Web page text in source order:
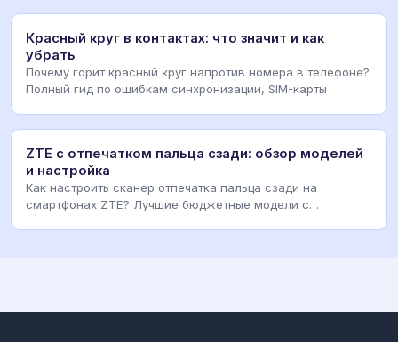
Красный круг в контактах: что значит и как
убрать
Почему горит красный круг напротив номера в телефоне?
Полный гид по ошибкам синхронизации, SIM-карты
ZTE с отпечатком пальца сзади: обзор моделей
и настройка
Как настроить сканер отпечатка пальца сзади на
смартфонах ZTE? Лучшие бюджетные модели с